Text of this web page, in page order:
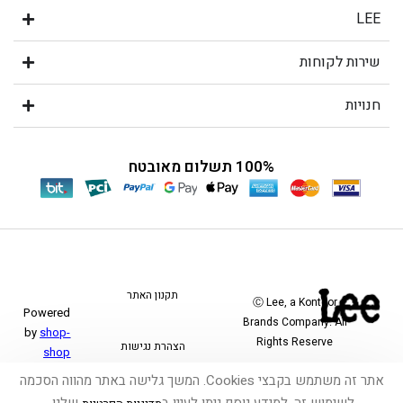
LEE
שירות לקוחות
חנויות
100% תשלום מאובטח
Ⓒ Lee, a Kontoor
Brands Company. All
Rights Reserve
תקנון האתר
הצהרת נגישות
משלוחים והחזרות
Powered
by shop-
shop
אתר זה משתמש בקבצי Cookies. המשך גלישה באתר מהווה הסכמה